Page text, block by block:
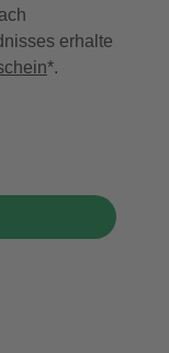
erhalte
*.